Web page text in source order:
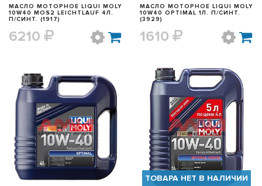
МАСЛО МОТОРНОЕ LIQUI MOLY
10W40 MOS2 LEICHTLAUF 4Л.
П/СИНТ. (1917)
6210
МАСЛО МОТОРНОЕ LIQUI MOLY
10W40 OPTIMAL 1Л. П/СИНТ.
(3929)
1610
БЫСТРЫЙ ПРОСМОТР БЫСТРЫЙ ПРОСМОТР
ТОВАРА НЕТ В НАЛИЧИИ